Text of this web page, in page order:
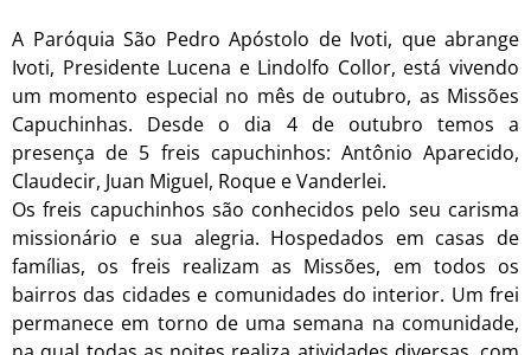
A Paróquia São Pedro Apóstolo de Ivoti, que abrange
Ivoti, Presidente Lucena e Lindolfo Collor, está vivendo
um momento especial no mês de outubro, as Missões
Capuchinhas. Desde o dia 4 de outubro temos a
presença de 5 freis capuchinhos: Antônio Aparecido,
Claudecir, Juan Miguel, Roque e Vanderlei.
Os freis capuchinhos são conhecidos pelo seu carisma
missionário e sua alegria. Hospedados em casas de
famílias, os freis realizam as Missões, em todos os
bairros das cidades e comunidades do interior. Um frei
permanece em torno de uma semana na comunidade,